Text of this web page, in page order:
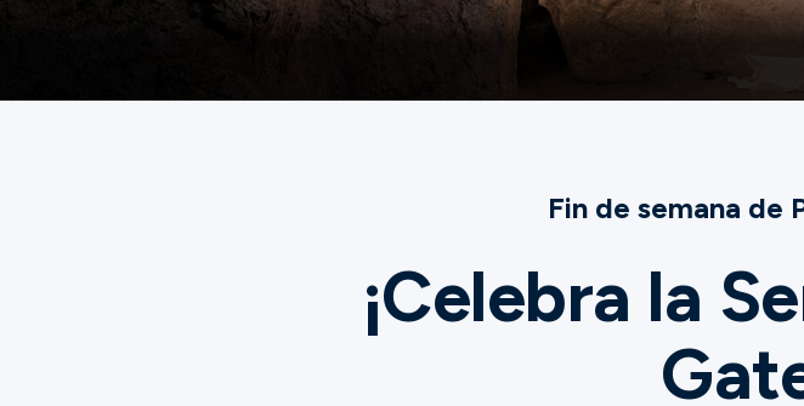
Fin de semana de
¡Celebra la